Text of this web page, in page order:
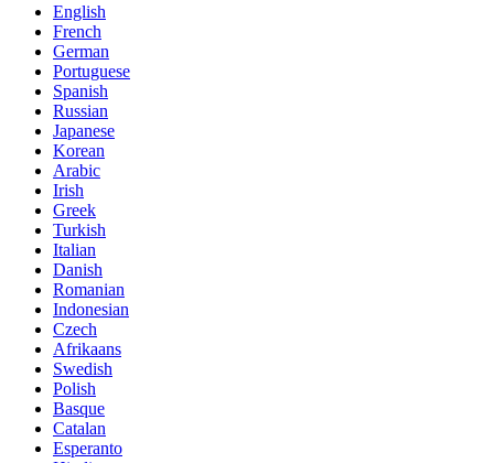
English
French
German
Portuguese
Spanish
Russian
Japanese
Korean
Arabic
Irish
Greek
Turkish
Italian
Danish
Romanian
Indonesian
Czech
Afrikaans
Swedish
Polish
Basque
Catalan
Esperanto